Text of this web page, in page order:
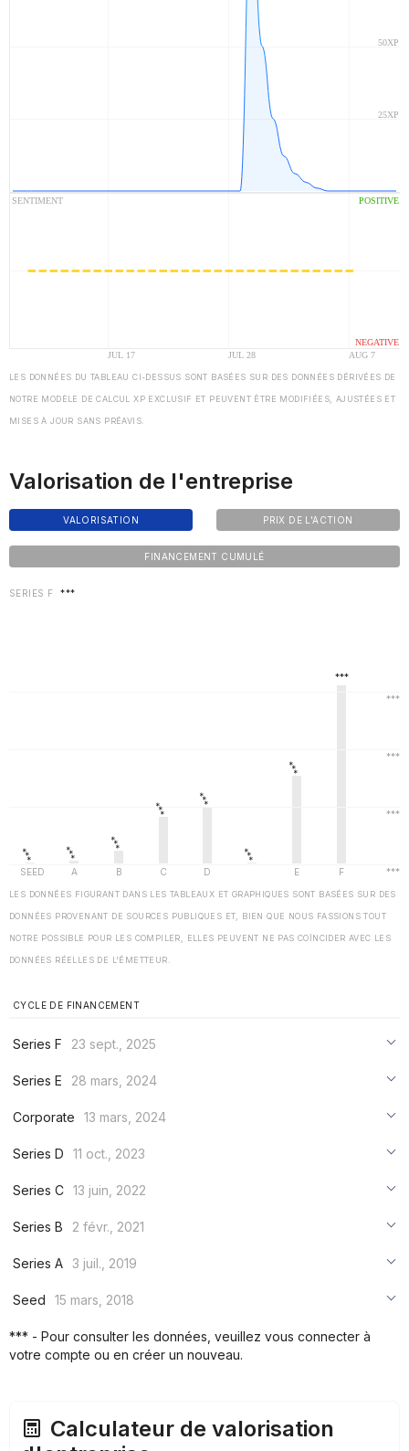
LES DONNÉES DU TABLEAU CI-DESSUS SONT BASÉES SUR DES DONNÉES DÉRIVÉES DE
NOTRE MODÈLE DE CALCUL XP EXCLUSIF ET PEUVENT ÊTRE MODIFIÉES, AJUSTÉES ET
MISES À JOUR SANS PRÉAVIS.
Valorisation de l'entreprise
VALORISATION PRIX DE L'ACTION
FINANCEMENT CUMULÉ
SERIES F ***
LES DONNÉES FIGURANT DANS LES TABLEAUX ET GRAPHIQUES SONT BASÉES SUR DES
DONNÉES PROVENANT DE SOURCES PUBLIQUES ET, BIEN QUE NOUS FASSIONS TOUT
NOTRE POSSIBLE POUR LES COMPILER, ELLES PEUVENT NE PAS COÏNCIDER AVEC LES
DONNÉES RÉELLES DE L'ÉMETTEUR.
CYCLE DE FINANCEMENT
Series F
23 sept., 2025
***
Series E
28 mars, 2024
***
Corporate
13 mars, 2024
***
Series D
11 oct., 2023
***
Series C 13 juin, 2022
***
Series B
2 févr., 2021
***
Series A 3 juil., 2019
***
Seed
15 mars, 2018
*** - Pour consulter les données, veuillez vous connecter à
votre compte ou en créer un nouveau.
Calculateur de valorisation